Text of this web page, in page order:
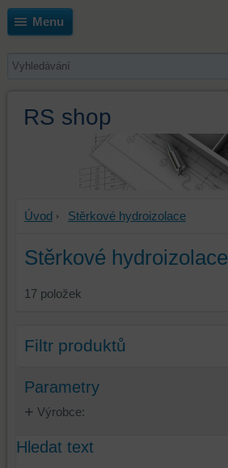
Menu
RS shop
Úvod Stěrkové hydroizolace
Stěrkové hydroizolace
17 položek
Filtr produktů
Parametry
Výrobce:
Hledat text